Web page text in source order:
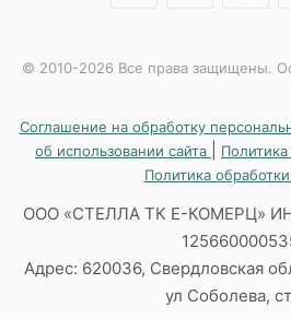
© 2010-2026 Все права защищены.
Соглашение на обработку
об использовании сайта
Политика
ООО «СТЕЛЛА ТК Е-КОМЕРЦ»
Адрес: 620036, Свердловская
ул Соболева,